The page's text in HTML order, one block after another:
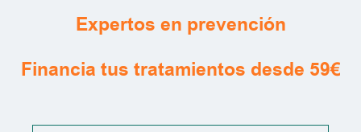
Expertos en prevención
Financia tus tratamientos desde 59€